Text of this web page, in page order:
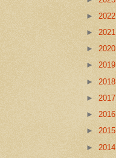
► 2022
► 2021
► 2020
► 2019
► 2018
► 2017
► 2016
► 2015
► 2014